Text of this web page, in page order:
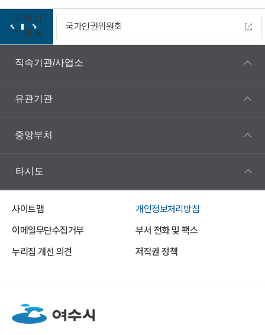
이
전
정
지
다
음
다누리
직속기관/사업소
유관기관
중앙부처
타시도
사이트맵
개인정보처리방침
이메일무단수집거부
부서 전화 및 팩스
누리집 개선 의견
저작권 정책